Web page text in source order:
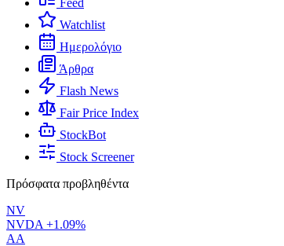
Feed
Watchlist
Ημερολόγιο
Άρθρα
Flash News
Fair Price Index
StockBot
Stock Screener
Πρόσφατα προβληθέντα
NV
NVDA +1.09%
AA